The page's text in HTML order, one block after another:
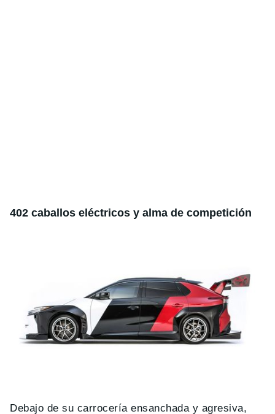
402 caballos eléctricos y alma de competición
Debajo de su carrocería ensanchada y agresiva,